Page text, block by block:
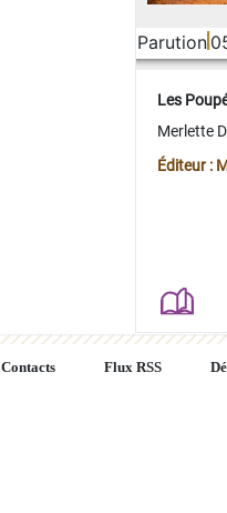
Parution
Les
Merlette
Éditeur :
Contacts Flux RSS